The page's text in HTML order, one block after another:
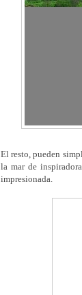
El resto, pueden
la mar de
impresionada.